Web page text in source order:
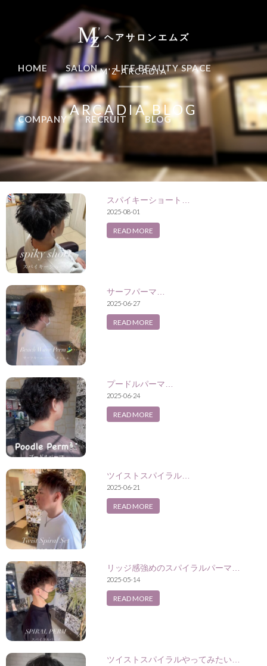
ヘアサロンエムズ
HOME SALON LIFE BEAUTY SPACE
COMPANY RECRUIT BLOG
M'Z ARCADIA
ARCADIA BLOG
スパイキーショート…
2025-08-01
READ MORE
サーフパーマ…
2025-06-27
READ MORE
プードルパーマ…
2025-06-24
READ MORE
ツイストスパイラル…
2025-06-21
READ MORE
リッジ感強めのスパイラルパーマ…
2025-05-14
READ MORE
ツイストスパイラルやってみたい…